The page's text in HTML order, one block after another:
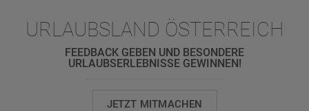
URLAUBSLAND ÖSTERREICH
FEEDBACK GEBEN UND BESONDERE
URLAUBSERLEBNISSE GEWINNEN!
JETZT MITMACHEN